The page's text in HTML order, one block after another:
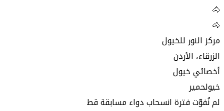
🐴
🐴
مركز النور للخيول
الزرقاء، الأردن
أخصائي خيول
خيولحمير
لم نُفوّت فترة انسحاب دواء مسابقة قط